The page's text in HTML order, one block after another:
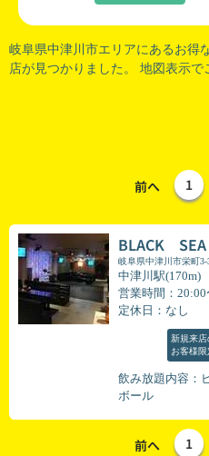
岐阜県中津川市エリアにあるお得
店が見つかりました。 地図表示で
前へ 1
BLACK SEA
岐阜県中津川市栄町
中津川駅(170m)
営業時間：20:00
定休日：なし
新規来店
お客様限
飲み放題内容：
ボール
前へ 1